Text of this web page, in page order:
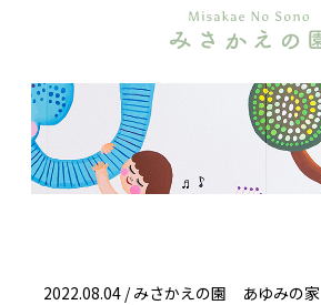
2022.08.04 /みさかえの園 あゆみの家